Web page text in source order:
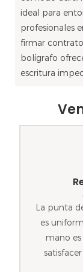
ideal para
profesionales
firmar
bolígrafo
escritura
La punta
es
mano